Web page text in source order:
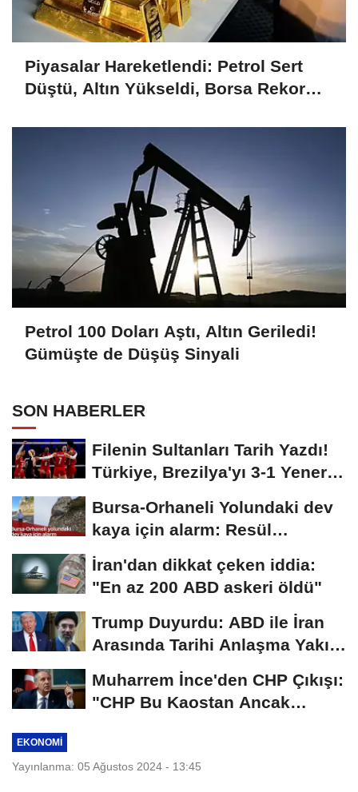
Piyasalar Hareketlendi: Petrol Sert
Düştü, Altın Yükseldi, Borsa Rekor
Petrol 100 Doları Aştı, Altın Geriledi!
Gümüşte de Düşüş Sinyali
SON HABERLER
Filenin Sultanları Tarih Yazdı!
Türkiye, Brezilya'yı 3-1 Yenerek
Bursa-Orhaneli Yolundaki dev
kaya için alarm: Resül
Kaplan'dan yetkililere...
İran'dan dikkat çeken iddia:
"En az 200 ABD askeri öldü"
Trump Duyurdu: ABD ile İran
Arasında Tarihi Anlaşma Yakın!
Muharrem İnce'den CHP Çıkışı:
"CHP Bu Kaostan Ancak
EKONOMI
Yayınlanma: 05 Ağustos 2024 - 13:45